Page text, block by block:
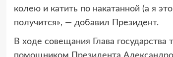
колею и катить по накатанной (а я
получится», — добавил Президент.
В ходе совещания Глава